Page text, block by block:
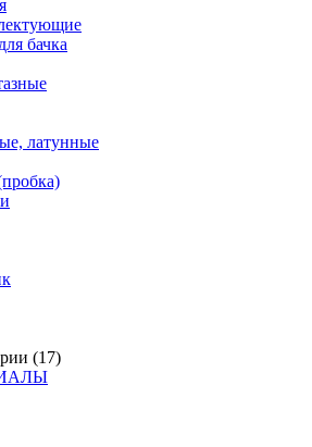
бачка
латунные
(17)